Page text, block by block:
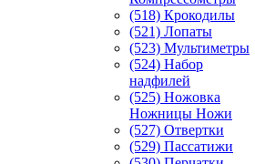
(518) Крокодилы
(521) Лопаты
(523) Мультиметры
(524) Набор
надфилей
(525) Ножовка
Ножницы Ножи
(527) Отвертки
(529) Пассатижи